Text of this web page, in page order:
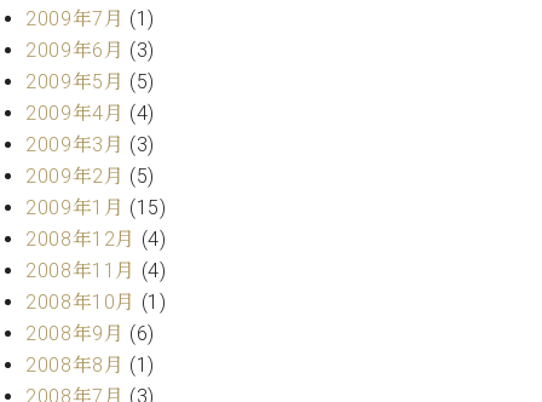
2009年7月 (1)
2009年6月 (3)
2009年5月 (5)
2009年4月 (4)
2009年3月 (3)
2009年2月 (5)
2009年1月 (15)
2008年12月 (4)
2008年11月 (4)
2008年10月 (1)
2008年9月 (6)
2008年8月 (1)
2008年7月 (3)